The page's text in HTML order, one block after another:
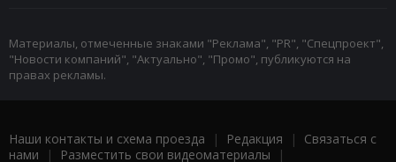
Материалы, отмеченные знаками "Реклама", "PR", "Спецпроект",
"Новости компаний", "Актуально", "Промо", публикуются на
правах рекламы.
Наши контакты и схема проезда | Редакция | Связаться с
нами | Разместить свои видеоматериалы |